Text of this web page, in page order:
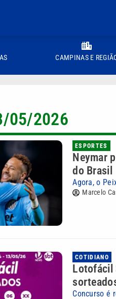
CAMPINAS E
05/2026
ESPORTES
Neymar
do Brasil
Agora, o
Marcelo
COTIDIANO
Lotofácil
Concurso é